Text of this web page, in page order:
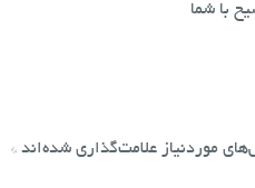
با شما
موردنیاز علامت‌گذاری شده‌اند *